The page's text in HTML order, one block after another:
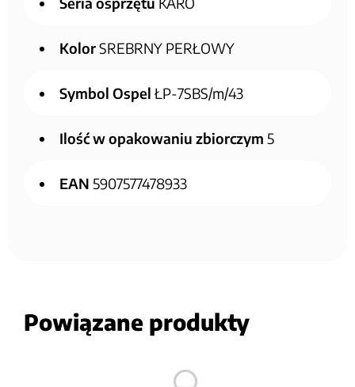
KolorSREBRNY PERŁOWY
Symbol Ospel ŁP-7SBS/m/43
Ilość w opakowaniu zbiorczym 5
EAN 5907577478933
Powiązane produkty